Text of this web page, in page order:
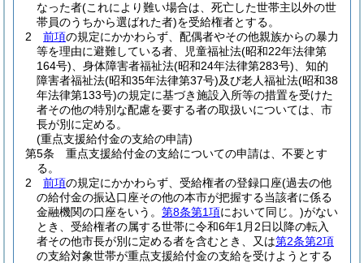
なった者(これにより難い場合は、死亡した世帯主以外の世
帯員のうちから選ばれた者)を受給権者とする。
2
前項の規定にかかわらず、配偶者やその他親族からの暴力
等を理由に避難している者、児童福祉法(昭和22年法律第
164号) 、身体障害者福祉法(昭和24年法律第283号) 、知的
障害者福祉法(昭和35年法律第37号)及び老人福祉法(昭和38
年法律第133号)の規定に基づき施設入所等の措置を受けた
者その他の特別な配慮を要する者の取扱いについては、市
長が別に定める。
(重点支援給付金の支給の申請)
第5条
重点支援給付金の支給についての申請は、不要とす
る。
2
前項の規定にかかわらず、受給権者の登録口座(過去の他
の給付金の振込口座その他の本市が把握する当該者に係る
金融機関の口座をいう。 第8条第1項において同じ。)がない
とき、受給権者の属する世帯に令和6年1月2日以降の転入
者その他市長が別に定める者を含むとき、又は第2条第2項
の支給対象世帯が重点支援給付金の支給を受けようとする